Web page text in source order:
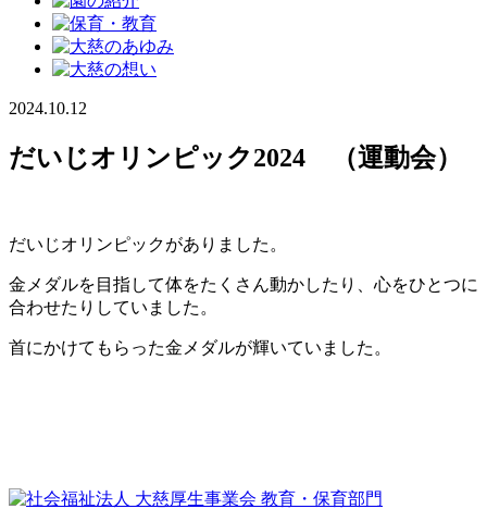
2024.10.12
だいじオリンピック2024 （運動会）
だいじオリンピックがありました。
金メダルを目指して体をたくさん動かしたり、心をひとつに
合わせたりしていました。
首にかけてもらった金メダルが輝いていました。